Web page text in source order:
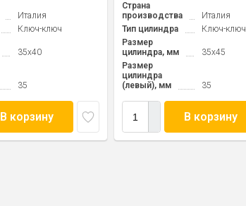
Италия
Ключ-ключ
35x40
35
В корзину
Страна
производства
Италия
Тип цилиндра
Ключ-ключ
Размер
цилиндра, мм
35x45
Размер
цилиндра
(левый), мм
35
В корзину